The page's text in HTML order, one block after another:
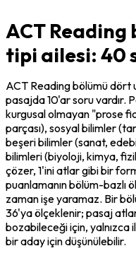
ACT Reading
tipi ailesi: 40
ACT Reading bölümü dört
pasajda 10'ar soru vardır.
kurgusal olmayan "prose
parçası), sosyal bilimler
beşeri bilimler (sanat,
bilimleri (biyoloji, kimya,
çözer, 1'ini atlar gibi bir
puanlamanın bölüm-bazlı
zaman işe yaramaz. Bir
36'ya ölçeklenir; pasaj
bozabileceği için, yalnızca
bir aday için düşünülebilir.